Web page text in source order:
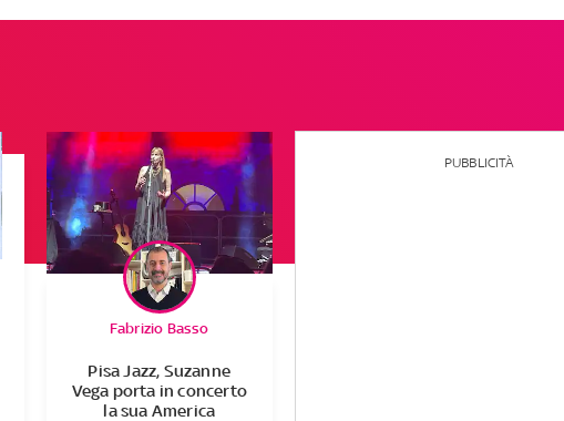
Pisa Jazz, Suzanne
Vega porta in concerto
la sua America
Fabrizio Basso
PUBBLICITÀ